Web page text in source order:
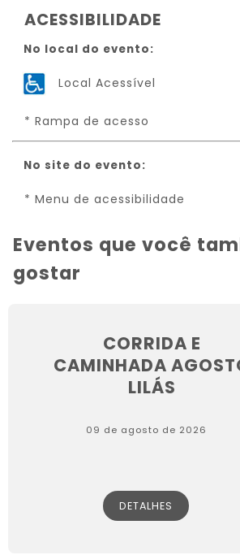
ACESSIBILIDADE
No local do evento:
Local Acessível
* Rampa de acesso
No site do evento:
* Menu de acessibilidade
Eventos que você
gostar
CORRIDA E
CAMINHADA
LILÁS
09 de agosto de 2026
DETALHES